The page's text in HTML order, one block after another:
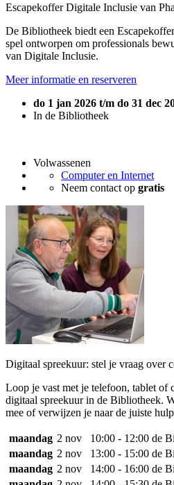
Escapekoffer Digitale Inclusie van
De Bibliotheek biedt een
spel ontworpen om professionals
van Digitale Inclusie.
Meer informatie en reserveren
do 1 jan 2026 t/m do 31 dec
In de Bibliotheek
Volwassenen
Computer en Internet
Neem contact op gratis
Digitaal spreekuur: stel je vraag over
Loop je vast met je telefoon, tablet of
digitaal spreekuur in de Bibliotheek.
mee of verwijzen je naar de juiste
maandag 2 nov 10:00 - 12:00 de
maandag 2 nov 13:00 - 15:00 de
maandag 2 nov 14:00 - 16:00 de